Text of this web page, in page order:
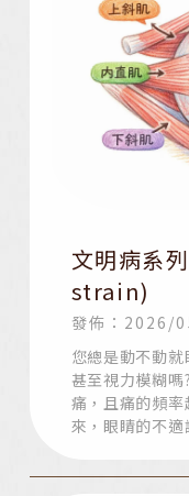
文明病系
strain)
發佈：2026/
您總是動不動就
甚至視力模糊
痛，且痛的頻
來，眼睛的不
越來越難只靠